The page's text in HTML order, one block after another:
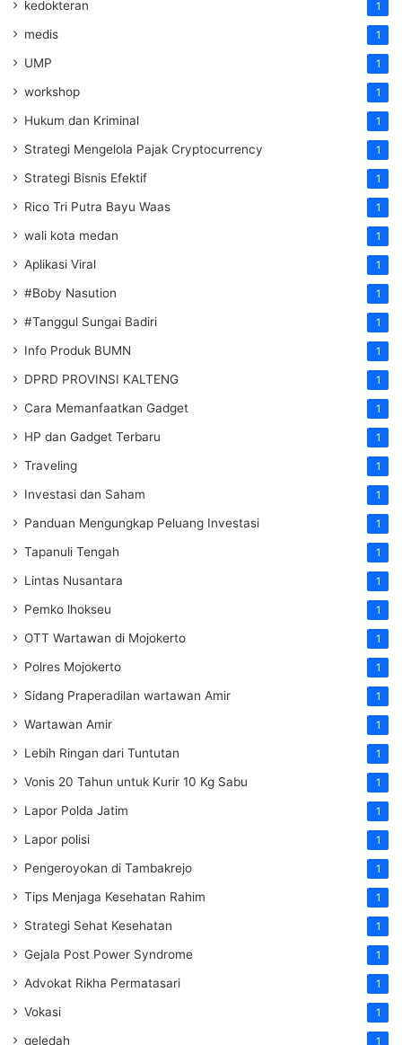
kedokteran 1
medis 1
UMP 1
workshop 1
Hukum dan Kriminal 1
Strategi Mengelola Pajak Cryptocurrency 1
Strategi Bisnis Efektif 1
Rico Tri Putra Bayu Waas 1
wali kota medan 1
Aplikasi Viral 1
#Boby Nasution 1
#Tanggul Sungai Badiri 1
Info Produk BUMN 1
DPRD PROVINSI KALTENG 1
Cara Memanfaatkan Gadget 1
HP dan Gadget Terbaru 1
Traveling 1
Investasi dan Saham 1
Panduan Mengungkap Peluang Investasi 1
Tapanuli Tengah 1
Lintas Nusantara 1
Pemko lhokseu 1
OTT Wartawan di Mojokerto 1
Polres Mojokerto 1
Sidang Praperadilan wartawan Amir 1
Wartawan Amir 1
Lebih Ringan dari Tuntutan 1
Vonis 20 Tahun untuk Kurir 10 Kg Sabu 1
Lapor Polda Jatim 1
Lapor polisi 1
Pengeroyokan di Tambakrejo 1
Tips Menjaga Kesehatan Rahim 1
Strategi Sehat Kesehatan 1
Gejala Post Power Syndrome 1
Advokat Rikha Permatasari 1
Vokasi 1
geledah 1